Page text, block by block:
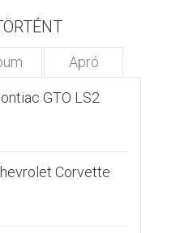
Apró
GTO LS2
Corvette